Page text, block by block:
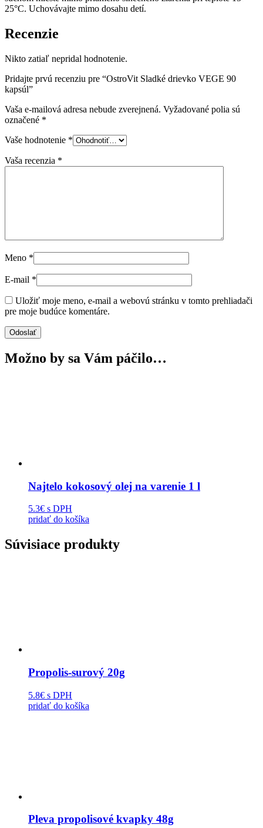
25°C. Uchovávajte mimo dosahu detí.
Recenzie
Nikto zatiaľ nepridal hodnotenie.
Pridajte prvú recenziu pre “OstroVit Sladké drievko VEGE 90
kapsúl”
Vaša e-mailová adresa nebude zverejnená. Vyžadované polia sú
označené *
Vaše hodnotenie *
Vaša recenzia *
Meno *
E-mail *
Uložiť moje meno, e-mail a webovú stránku v tomto prehliadači
pre moje budúce komentáre.
Možno by sa Vám páčilo…
Najtelo kokosový olej na varenie 1 l
5.3€ s DPH
pridať do košíka
Súvisiace produkty
Propolis-surový 20g
5.8€ s DPH
pridať do košíka
Pleva propolisové kvapky 48g